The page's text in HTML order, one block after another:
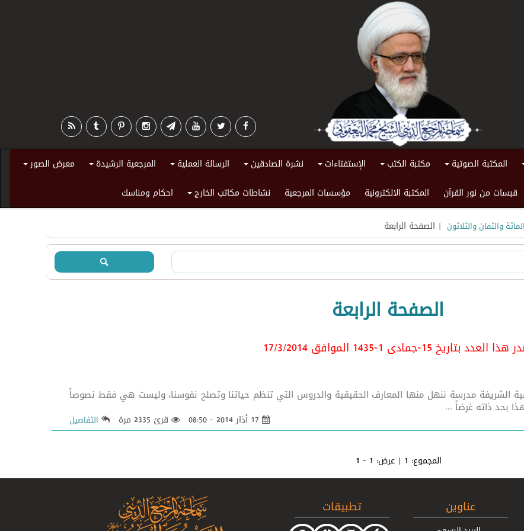
المكتبة الصوتية مكتبة الكتب الإستفتاءات نشرة الصادقين الرسالة العملية المرجعية الرشيدة معرض الصور
قبسات من نور القرآن المكتبة الالكترونية مؤسسات المرجعية نشاطات مكاتب الخارج احكام ومناسك
والثمان والثلاثون | الصفحة الرابعة
الصفحة الرابعة
العدد بتاريخ 15-جمادى 1-1435 الموافق 17/3 /2014
واجعل الحياة زيادة لي في كل خير[1] الأدعية الشريفة مدرسة ننهل منها المعارف الحقيقية والدروس التي تنظم حياتنا وتصلح نفوسنا، وليست هي فقط نصوصاً
بحد ذاته غرضاً ...
قرئ 2335 مرة التفاصيل
المجموع: 1 | عرض: 1 - 1
عناوين تطبيقات